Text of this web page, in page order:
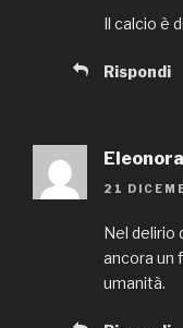
Il calcio è
Rispondi
Eleonora
21
Nel delirio
ancora un
umanità.